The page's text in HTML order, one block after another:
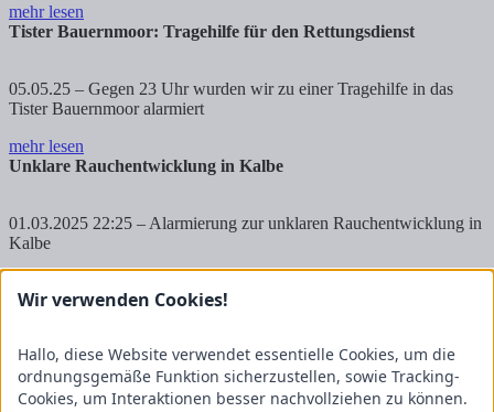
mehr lesen
Tister Bauernmoor: Tragehilfe für den Rettungsdienst
05.05.25 – Gegen 23 Uhr wurden wir zu einer Tragehilfe in das
Tister Bauernmoor alarmiert
mehr lesen
Unklare Rauchentwicklung in Kalbe
01.03.2025 22:25 – Alarmierung zur unklaren Rauchentwicklung in
Kalbe
…
4
5
Wir verwenden Cookies!
Hallo, diese Website verwendet essentielle Cookies, um die
ordnungsgemäße Funktion sicherzustellen, sowie Tracking-
Cookies, um Interaktionen besser nachvollziehen zu können.